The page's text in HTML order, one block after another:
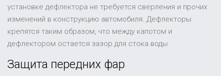
установке дефлектора не требуется сверления и прочих
изменений в конструкцию автомобиля. Дефлекторы
крепятся таким образом, что между капотом и
дефлектором остается зазор для стока воды.
Защита передних фар